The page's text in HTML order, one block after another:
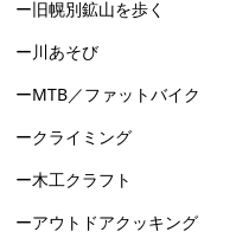
ー旧幌別鉱山を歩く
ー川あそび
ーMTB／ファットバイク
ークライミング
ー木工クラフト
ーアウトドアクッキング